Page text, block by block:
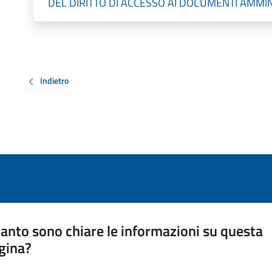
Indietro
sono chiare le informazioni su questa